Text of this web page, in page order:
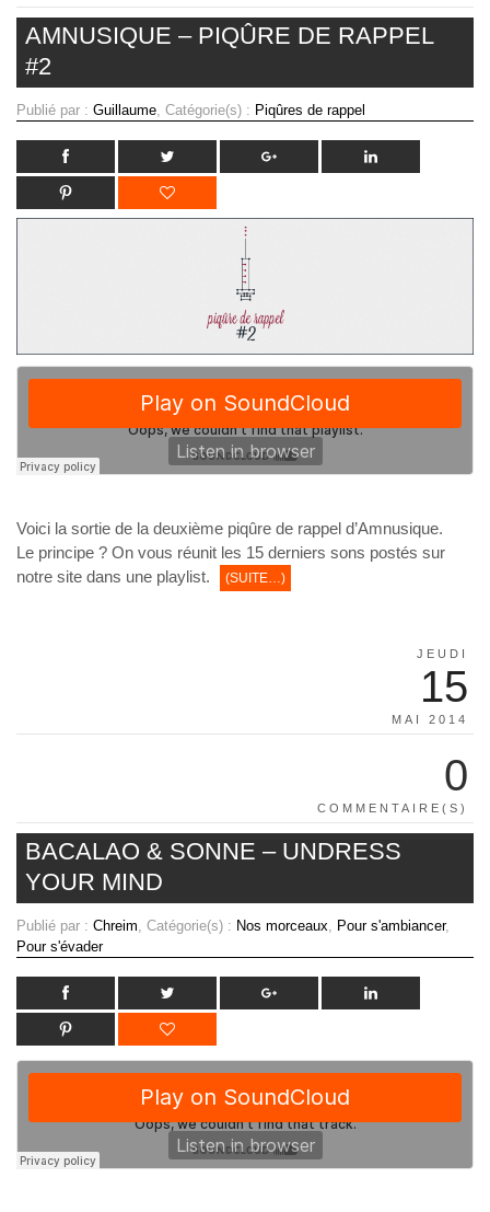
AMNUSIQUE – PIQÛRE DE RAPPEL
#2
Publié par : Guillaume , Catégorie(s) : Piqûres de rappel
Voici la sortie de la deuxième piqûre de rappel d’Amnusique.
Le principe ? On vous réunit les 15 derniers sons postés sur
notre site dans une playlist.
(SUITE…)
JEUDI
15
MAI 2014
0
COMMENTAIRE(S)
BACALAO & SONNE – UNDRESS
YOUR MIND
Publié par : Chreim, Catégorie(s) : Nos morceaux, Pour s'ambiancer,
Pour s'évader